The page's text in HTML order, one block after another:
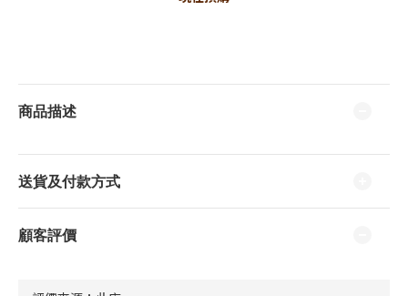
商品描述
送貨及付款方式
顧客評價